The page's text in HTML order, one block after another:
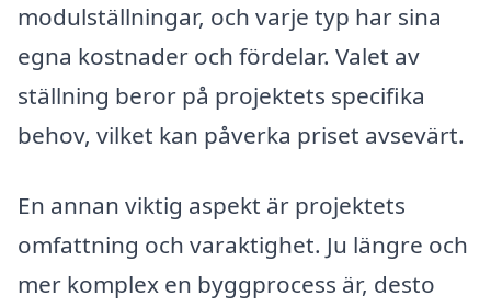
modulställningar, och varje typ har sina
egna kostnader och fördelar. Valet av
ställning beror på projektets specifika
behov, vilket kan påverka priset avsevärt.
En annan viktig aspekt är projektets
omfattning och varaktighet. Ju längre och
mer komplex en byggprocess är, desto